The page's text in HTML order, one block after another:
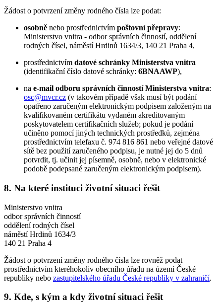
Žádost o potvrzení změny rodného čísla lze podat:
osobně nebo prostřednictvím poštovní přepravy:
Ministerstvo vnitra - odbor správních činností, oddělení
rodných čísel, náměstí Hrdinů 1634/3, 140 21 Praha 4,
prostřednictvím datové schránky Ministerstva vnitra
(identifikační číslo datové schránky: 6BNAAWP),
na e-mail odboru správních činností Ministerstva vnitra:
osc@mvcr.cz (v takovém případě však musí být podání
opatřeno zaručeným elektronickým podpisem založeným na
kvalifikovaném certifikátu vydaném akreditovaným
poskytovatelem certifikačních služeb; pokud je podání
učiněno pomocí jiných technických prostředků, zejména
prostřednictvím telefaxu č. 974 816 861 nebo veřejné datové
sítě bez použití zaručeného podpisu, je nutné jej do 5 dnů
potvrdit, tj. učinit jej písemně, osobně, nebo v elektronické
podobě podepsané zaručeným elektronickým podpisem).
8. Na které instituci životní situaci řešit
Ministerstvo vnitra
odbor správních činností
oddělení rodných čísel
náměstí Hrdinů 1634/3
140 21 Praha 4
Žádost o potvrzení změny rodného čísla lze rovněž podat
prostřednictvím kteréhokoliv obecního úřadu na území České
republiky nebo zastupitelského úřadu České republiky v zahraničí.
9. Kde, s kým a kdy životní situaci řešit